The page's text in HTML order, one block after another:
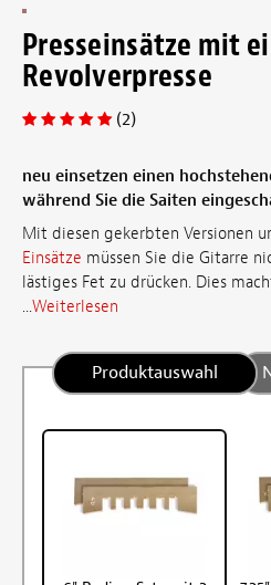
Presseinsätze mit
Revolverpresse
(2)
neu einsetzen einen
während Sie die Saiten
Mit diesen gekerbten Versionen
Einsätze müssen Sie die Gitarre
lästiges Fet zu drücken. Dies
...Weiterlesen
Produktauswahl